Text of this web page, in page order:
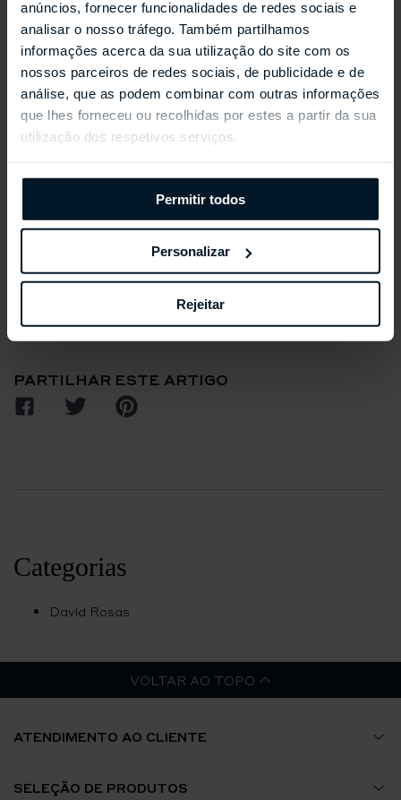
anúncios, fornecer funcionalidades de redes sociais e
analisar o nosso tráfego. Também partilhamos
informações acerca da sua utilização do site com os
nossos parceiros de redes sociais, de publicidade e de
análise, que as podem combinar com outras informações
que lhes forneceu ou recolhidas por estes a partir da sua
utilização dos respetivos serviços.
Permitir todos
Personalizar
Rejeitar
David Rosas
Avenida dos Aliados, 237
Email: aliados@davidrosas.com
Telef.: +351 227 662 740 (chamada para a rede
fixa nacional)
Telem.: +351 915 228 294 (chamada para a rede
móvel nacional)
PARTILHAR ESTE ARTIGO
Partilhar Partilhar
Categorias
David Rosas
VOLTAR AO TOPO
ATENDIMENTO AO CLIENTE
Guia de Tamanhos
SELEÇÃO DE PRODUTOS